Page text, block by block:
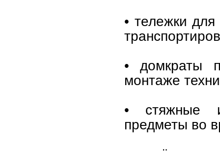
• тележки
• домкраты
монтаже
• стяжные
предметы во